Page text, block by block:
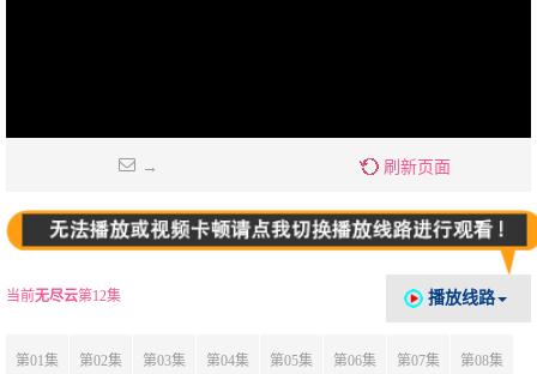
→ 刷新页面
播放线路
当前无尽云第12集
第01集 第02集 第03集 第04集 第05集 第06集 第07集 第08集